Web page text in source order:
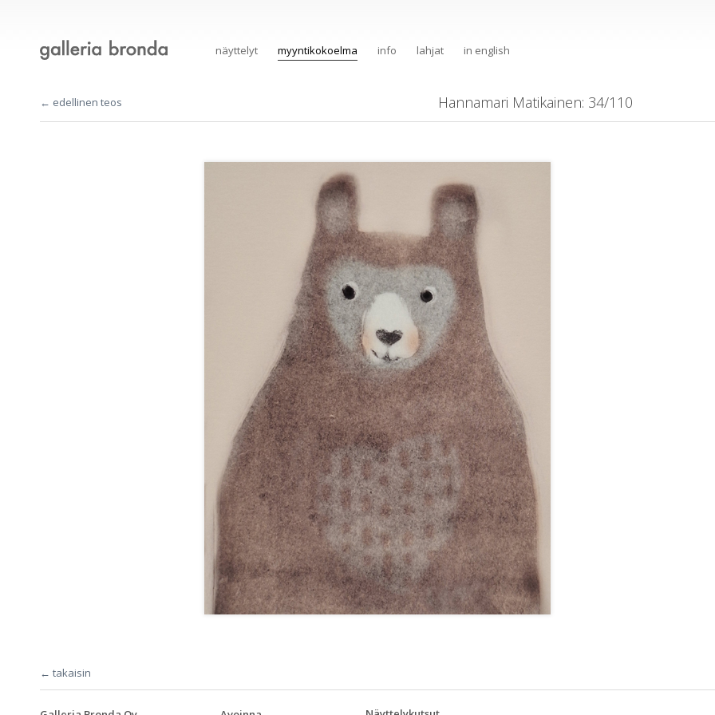
näyttelyt myyntikokoelma info lahjat in english
← edellinen teos Hannamari Matikainen: 34/110
← takaisin